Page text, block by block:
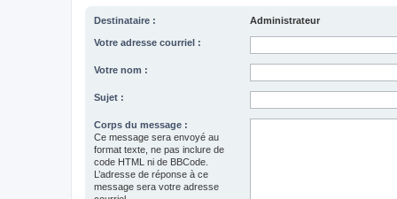
Destinataire : Administrateur
Votre adresse courriel :
Votre nom :
Sujet :
Corps du message :
Ce message sera envoyé au
format texte, ne pas inclure de
code HTML ni de BBCode.
L’adresse de réponse à ce
message sera votre adresse